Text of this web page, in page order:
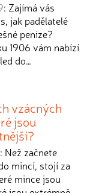
: Zajímá vás
jak padělatelé
peníze?
1906 vám nabízí
do…
vzácných
jsou
: Než začnete
mincí, stojí za
mince jsou